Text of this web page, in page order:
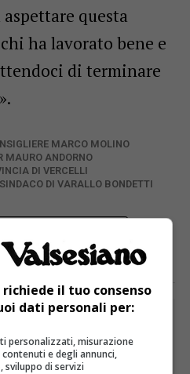
questa
ha lavorato bene e
di terminare
MARCO MOLINO
MAURO ANDORNO
DI VERCELLI
DI VARALLO BONDETTI
il tuo consenso
dati personali per:
personalizzati, misurazione
e degli annunci,
sviluppo di servizi